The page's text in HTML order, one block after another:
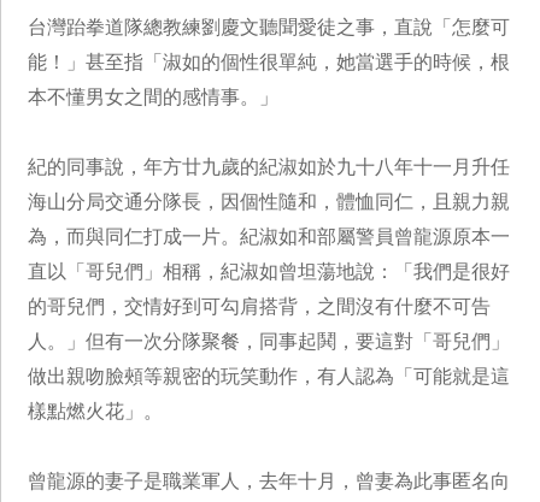
台灣跆拳道隊總教練劉慶文聽聞愛徒之事，直說「怎麼可
能！」甚至指「淑如的個性很單純，她當選手的時候，根
本不懂男女之間的感情事。」
紀的同事說，年方廿九歲的紀淑如於九十八年十一月升任
海山分局交通分隊長，因個性隨和，體恤同仁，且親力親
為，而與同仁打成一片。紀淑如和部屬警員曾龍源原本一
直以「哥兒們」相稱，紀淑如曾坦蕩地說：「我們是很好
的哥兒們，交情好到可勾肩搭背，之間沒有什麼不可告
人。」但有一次分隊聚餐，同事起鬨，要這對「哥兒們」
做出親吻臉頰等親密的玩笑動作，有人認為「可能就是這
樣點燃火花」。
曾龍源的妻子是職業軍人，去年十月，曾妻為此事匿名向